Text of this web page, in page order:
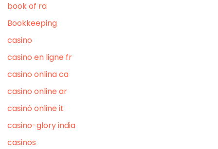
book of ra
Bookkeeping
casino
casino en ligne fr
casino onlina ca
casino online ar
casinò online it
casino-glory india
casinos